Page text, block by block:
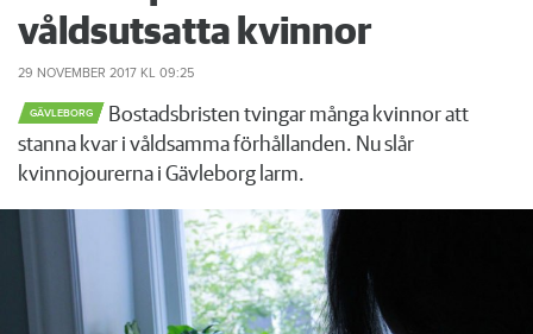
våldsutsatta kvinnor
29 NOVEMBER 2017 KL 09:25
GÄVLEBORG
Bostadsbristen tvingar många kvinnor att
stanna kvar i våldsamma förhållanden. Nu slår
kvinnojourerna i Gävleborg larm.